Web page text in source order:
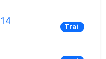
Trail